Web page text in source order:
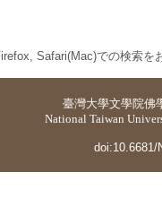
Safari(Mac)での検索を
臺灣大學文學院佛
National Taiwan
doi:10.6681/